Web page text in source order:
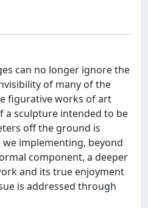
can no longer ignore the
of many of the
figurative works of art
a sculpture intended to be
off the ground is
implementing, beyond
component, a deeper
and its true enjoyment
is addressed through